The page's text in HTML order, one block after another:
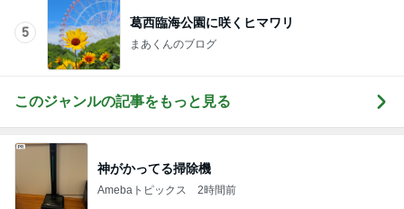
5
葛西臨海公園に咲くヒマワリ
まあくんのブログ
このジャンルの記事をもっと見る
神がかってる掃除機
Amebaトピックス 2時間前